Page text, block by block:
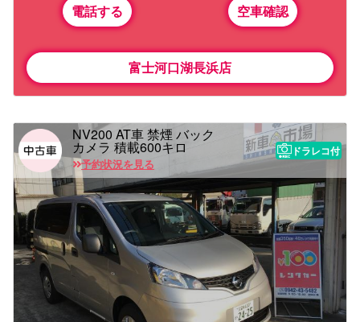
電話する 空車確認
富士河口湖長浜店
NV200 AT車 禁煙 バック
カメラ 積載600キロ
予約状況を見る
ドラレコ付